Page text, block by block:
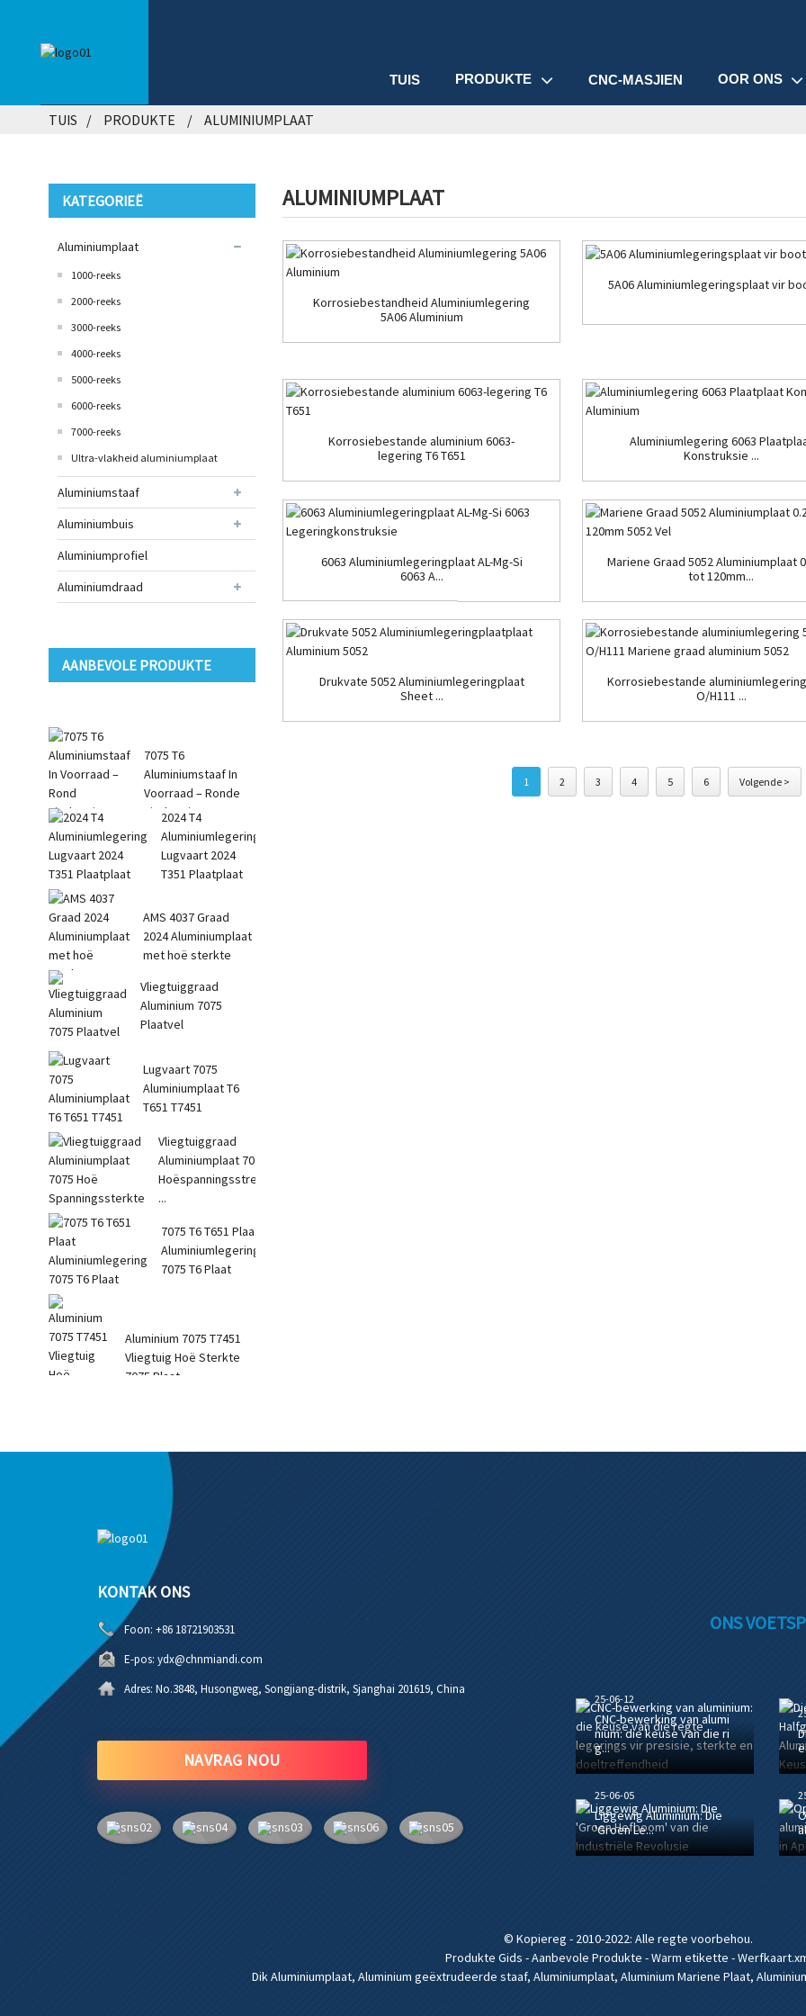
TUIS PRODUKTE CNC-MASJIEN OOR ONS
TUIS PRODUKTE ALUMINIUMPLAAT
KATEGORIEË
Aluminiumplaat
1000-reeks
2000-reeks
3000-reeks
4000-reeks
5000-reeks
6000-reeks
7000-reeks
Ultra-vlakheid aluminiumplaat
Aluminiumstaaf
Aluminiumbuis
Aluminiumprofiel
Aluminiumdraad
AANBEVOLE PRODUKTE
7075 T6
Aluminiumstaaf In
Voorraad – Ronde
Vierkantige R...
2024 T4
Aluminiumlegering
Lugvaart 2024
T351 Plaatplaat
AMS 4037 Graad
2024 Aluminiumplaat
met hoë sterkte
Vliegtuiggraad
Aluminium 7075
Plaatvel
Lugvaart 7075
Aluminiumplaat T6
T651 T7451
Vliegtuiggraad
Aluminiumplaat 7075
Hoëspanningsstreng
...
7075 T6 T651 Plaat
Aluminiumlegering
7075 T6 Plaat
Aluminium 7075 T7451
Vliegtuig Hoë Sterkte
7075 Plaat
ALUMINIUMPLAAT
Korrosiebestandheid Aluminiumlegering
5A06 Aluminium
5A06 Aluminiumlegeringsplaat vir
Korrosiebestande aluminium 6063-
legering T6 T651
Aluminiumlegering 6063
Konstruksie ...
6063 Aluminiumlegeringplaat AL-Mg-Si
6063 A...
Mariene Graad 5052 Aluminiumplaat
tot 120mm...
Drukvate 5052 Aluminiumlegeringplaat
Sheet ...
Korrosiebestande
O/H111 ...
1 2 3 4 5 6 Volgende >
ONS
25-06-12
CNC-bewerking van alumi
nium: die keuse van die ri
g...
25-06-05
Liggewig Aluminium: Die
'Groen Le...
KONTAK ONS
Foon: +86 18721903531
E-pos: ydx@chnmiandi.com
Adres: No.3848, Husongweg, Songjiang-distrik, Sjanghai 201619, China
NAVRAG NOU
© Kopiereg - 2010-2022: Alle regte voorbehou.
Produkte Gids -Aanbevole Produkte -Warm etikette -
Dik Aluminiumplaat,Aluminium geëxtrudeerde staaf,Aluminiumplaat,Aluminium Mariene Plaat,